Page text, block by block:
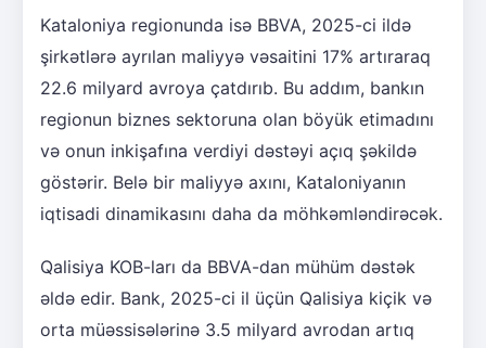
Kataloniya regionunda isə BBVA, 2025-ci ildə
şirkətlərə ayrılan maliyyə vəsaitini 17% artıraraq
22.6 milyard avroya çatdırıb. Bu addım, bankın
regionun biznes sektoruna olan böyük etimadını
və onun inkişafına verdiyi dəstəyi açıq şəkildə
göstərir. Belə bir maliyyə axını, Kataloniyanın
iqtisadi dinamikasını daha da möhkəmləndirəcək.
Qalisiya KOB-ları da BBVA-dan mühüm dəstək
əldə edir. Bank, 2025-ci il üçün Qalisiya kiçik və
orta müəssisələrinə 3.5 milyard avrodan artıq